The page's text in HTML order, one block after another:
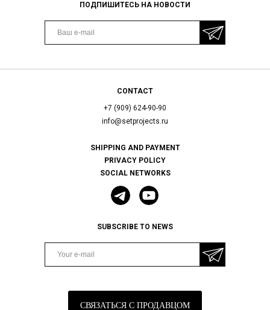
ПОДПИШИТЕСЬ НА НОВОСТИ
CONTACT
+7 (909) 624-90-90
info@setprojects.ru
SOCIAL NETWORKS
SUBSCRIBE TO NEWS
SHIPPING AND PAYMENT
PRIVACY POLICY
СВЯЗАТЬСЯ С ПРОДАВЦОМ